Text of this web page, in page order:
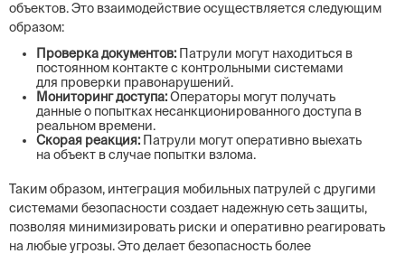
объектов. Это взаимодействие осуществляется следующим
образом:
Проверка документов: Патрули могут находиться в
постоянном контакте с контрольными системами
для проверки правонарушений.
Мониторинг доступа:Операторы могут получать
данные о попытках несанкционированного доступа в
реальном времени.
Скорая реакция: Патрули могут оперативно выехать
на объект в случае попытки взлома.
Таким образом, интеграция мобильных патрулей с другими
системами безопасности создает надежную сеть защиты,
позволяя минимизировать риски и оперативно реагировать
на любые угрозы. Это делает безопасность более